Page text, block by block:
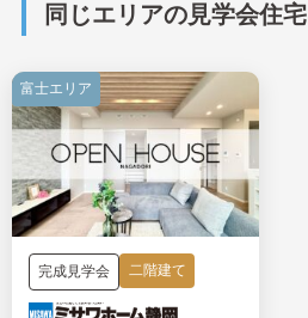
同じエリアの見学会住宅
富士エリア
完成見学会 二階建て